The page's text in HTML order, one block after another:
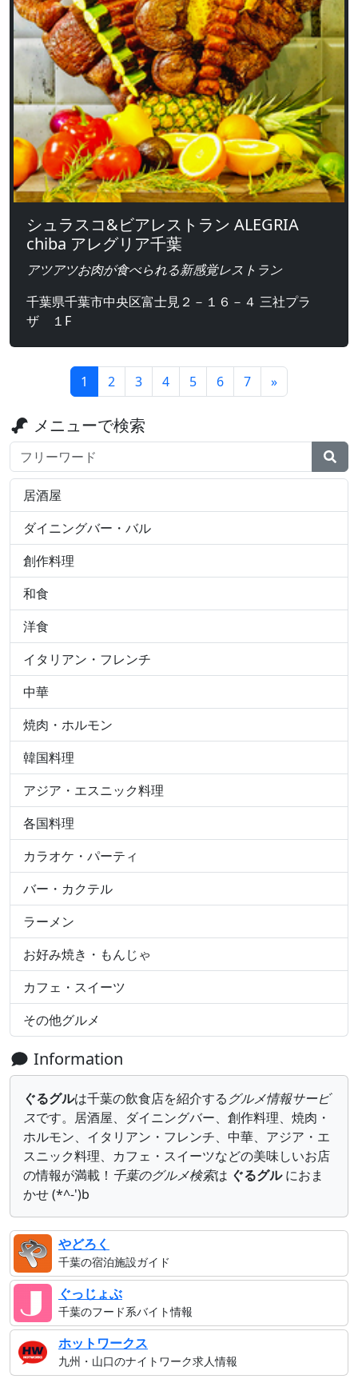
シュラスコ&ビアレストラン ALEGRIA
chiba アレグリア千葉
アツアツお肉が食べられる新感覚レストラン
千葉県千葉市中央区富士見２－１６－４ 三社プラ
ザ １F
1 2 3 4 5 6 7 »
メニューで検索
検索ワード
居酒屋
ダイニングバー・バル
創作料理
和食
洋食
イタリアン・フレンチ
中華
焼肉・ホルモン
韓国料理
アジア・エスニック料理
各国料理
カラオケ・パーティ
バー・カクテル
ラーメン
お好み焼き・もんじゃ
カフェ・スイーツ
その他グルメ
Information
ぐるグルは千葉の飲食店を紹介するグルメ情報サービ
スです。居酒屋、ダイニングバー、創作料理、焼肉・
ホルモン、イタリアン・フレンチ、中華、アジア・エ
スニック料理、カフェ・スイーツなどの美味しいお店
の情報が満載！ 千葉のグルメ検索は ぐるグルにおま
かせ (*^-')b
やどろく
千葉の宿泊施設ガイド
ぐっじょぶ
千葉のフード系バイト情報
ホットワークス
九州・山口のナイトワーク求人情報